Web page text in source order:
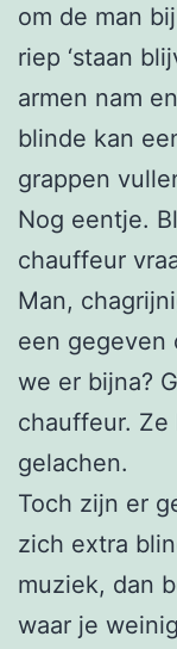
om de man
riep ‘staan
armen nam
blinde kan
grappen
Nog eentje.
chauffeur
Man,
een gegeven
we er bijna?
chauffeur. Ze
gelachen.
Toch zijn er
zich extra
muziek, dan
waar je